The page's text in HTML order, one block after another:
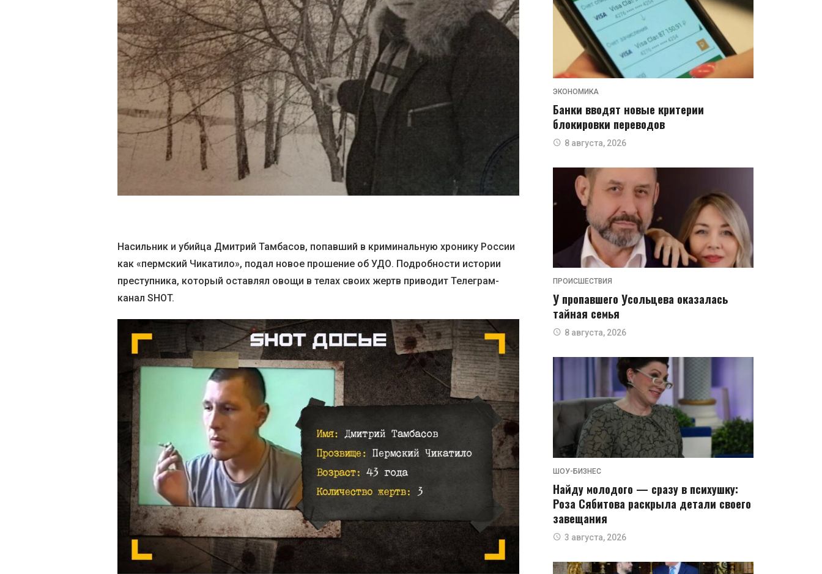
Насильник и убийца Дмитрий Тамбасов, попавший в криминальную хронику России
как «пермский Чикатило», подал новое прошение об УДО. Подробности истории
преступника, который оставлял овощи в телах своих жертв приводит Телеграм-
канал SHOT.
ЭКОНОМИКА
Банки вводят новые критерии
блокировки переводов
8 августа, 2026
ПРОИСШЕСТВИЯ
У пропавшего Усольцева оказалась
тайная семья
8 августа, 2026
ШОУ-БИЗНЕС
Найду молодого — сразу в психушку:
Роза Сябитова раскрыла детали своего
завещания
3 августа, 2026